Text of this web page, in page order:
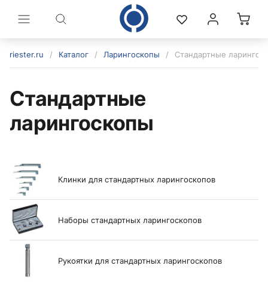
riester.ru / Каталог / Ларингоскопы / Стандартные
Стандартные
ларингоскопы
Клинки для стандартных ларингоскопов
Наборы стандартных ларингоскопов
Рукоятки для стандартных ларингоскопов